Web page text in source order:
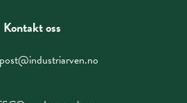
Kontakt oss
post@industriarven.no